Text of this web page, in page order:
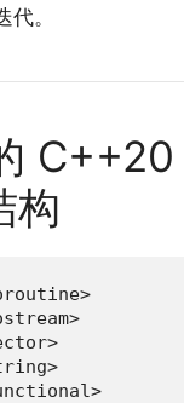
代。
C++20
构